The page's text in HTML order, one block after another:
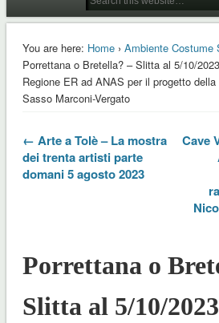
You are here: Home› Ambiente Costume
Porrettana o Bretella? – Slitta al 5/10/
Regione ER ad ANAS per il progetto
Sasso Marconi-Vergato
← Arte a Tolè – La mostra
dei trenta artisti parte
domani 5 agosto 2023
Cave
Porrettana o
Slitta al 5/10/